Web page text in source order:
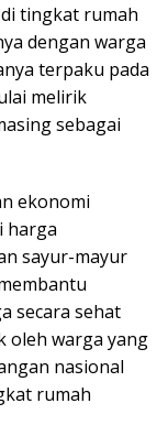
tingkat rumah
dengan warga
terpaku pada
melirik
sebagai
ekonomi
harga
sayur-mayur
secara sehat
oleh warga yang
nasional
rumah